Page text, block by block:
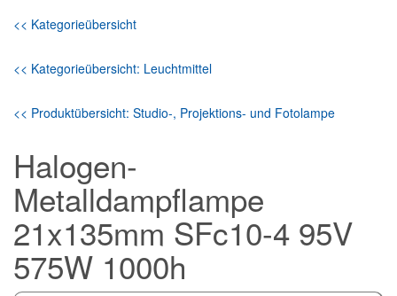
<< Kategorieübersicht
<< Kategorieübersicht: Leuchtmittel
<< Produktübersicht: Studio-, Projektions- und Fotolampe
Halogen-
Metalldampflampe
21x135mm SFc10-4 95V
575W 1000h